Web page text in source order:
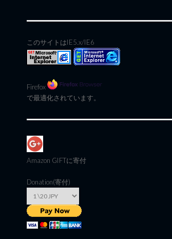
このサイトはIE5.x/IE6
Firefox
で最適化されています。
Amazon GIFTに寄付
Donation(寄付)